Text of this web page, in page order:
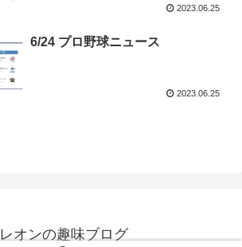
2023.06.25
6/24 プロ野球ニュース
2023.06.25
レオンの趣味ブログ